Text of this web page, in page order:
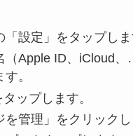
設定」をタップしま
（Apple ID、iCloud
。
タップします。
を管理」をクリックし